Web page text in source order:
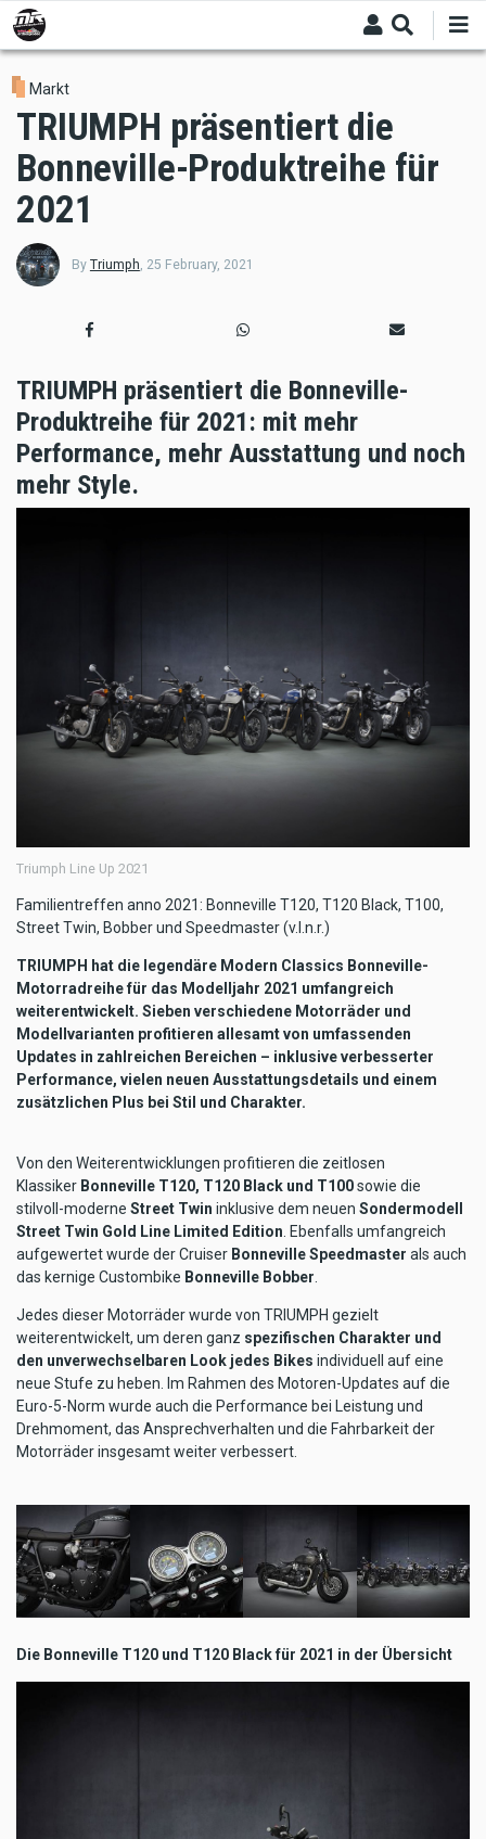
Skip
to
main
content
Markt
TRIUMPH präsentiert die
Bonneville-Produktreihe für
2021
By Triumph 25 February, 2021
TRIUMPH präsentiert die Bonneville-
Produktreihe für 2021: mit mehr
Performance, mehr Ausstattung und noch
mehr Style.
Triumph Line Up 2021
Familientreffen anno 2021: Bonneville T120, T120 Black, T100,
Street Twin, Bobber und Speedmaster (v.l.n.r.)
TRIUMPH hat die legendäre Modern Classics Bonneville-
Motorradreihe für das Modelljahr 2021 umfangreich
weiterentwickelt. Sieben verschiedene Motorräder und
Modellvarianten profitieren allesamt von umfassenden
Updates in zahlreichen Bereichen – inklusive verbesserter
Performance, vielen neuen Ausstattungsdetails und einem
zusätzlichen Plus bei Stil und Charakter.
Von den Weiterentwicklungen profitieren die zeitlosen
Klassiker Bonneville T120, T120 Black und T100sowie die
stilvoll-moderne Street Twin inklusive dem neuen Sondermodell
Street Twin Gold Line Limited Edition . Ebenfalls umfangreich
aufgewertet wurde der Cruiser Bonneville Speedmaster als auch
das kernige Custombike Bonneville Bobber
Jedes dieser Motorräder wurde von TRIUMPH gezielt
weiterentwickelt, um deren ganz spezifischen Charakter und
den unverwechselbaren Look jedes Bikes individuell auf eine
neue Stufe zu heben. Im Rahmen des Motoren-Updates auf die
Euro-5-Norm wurde auch die Performance bei Leistung und
Drehmoment, das Ansprechverhalten und die Fahrbarkeit der
Motorräder insgesamt weiter verbessert.
Die Bonneville T120 und T120 Black für 2021 in der Übersicht